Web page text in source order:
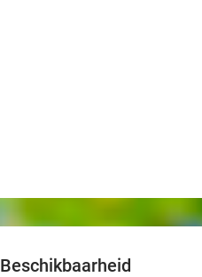
Beschikbaarheid